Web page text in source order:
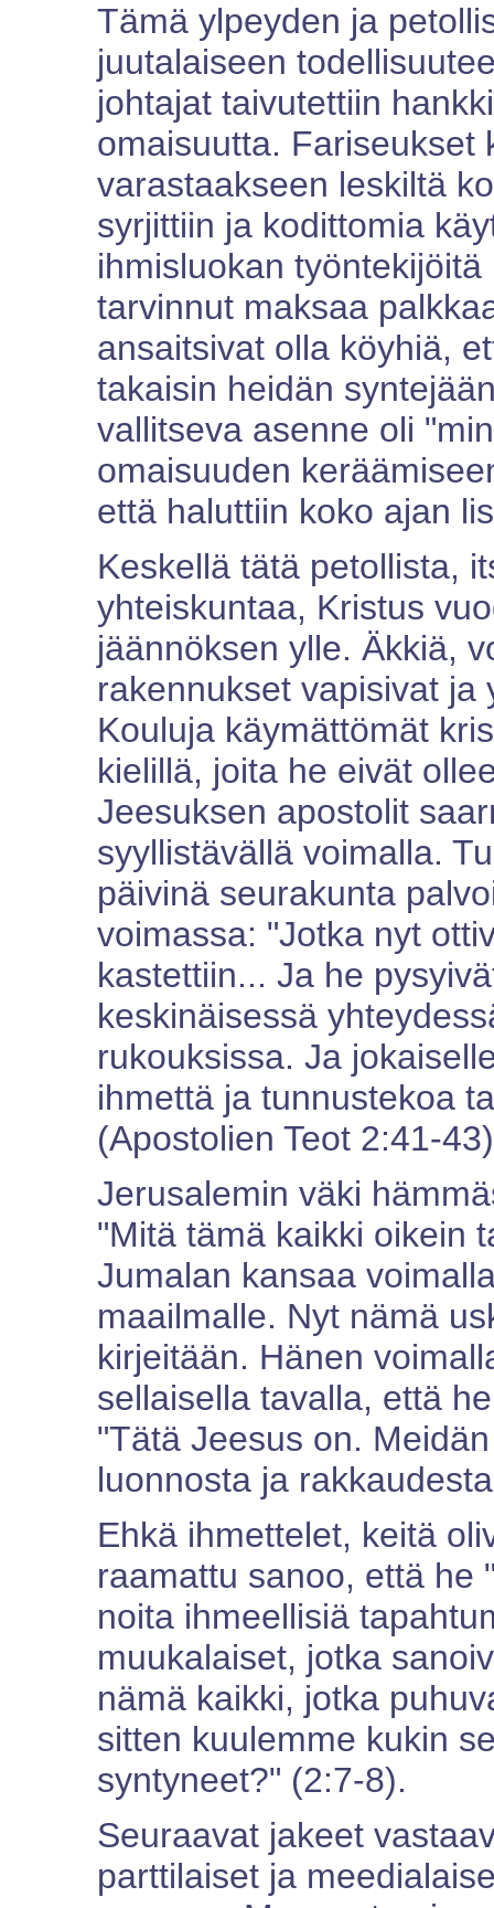
Tämä ylpeyden ja
juutalaiseen
johtajat taivutettiin
omaisuutta. Fariseukset
varastaakseen leskiltä
syrjittiin ja kodittomia
ihmisluokan
tarvinnut maksaa
ansaitsivat olla köyhiä,
takaisin heidän
vallitseva asenne oli
omaisuuden
että haluttiin koko ajan
Keskellä tätä petollista,
yhteiskuntaa, Kristus
jäännöksen ylle. Äkkiä,
rakennukset vapisivat ja
Kouluja käymättömät
kielillä, joita he eivät
Jeesuksen apostolit
syyllistävällä voimalla.
päivinä seurakunta
voimassa: "Jotka nyt
kastettiin... Ja he
keskinäisessä
rukouksissa. Ja
ihmettä ja tunnustekoa
(Apostolien Teot 2:41-
Jerusalemin väki
"Mitä tämä kaikki oikein
Jumalan kansaa
maailmalle. Nyt nämä
kirjeitään. Hänen
sellaisella tavalla, että
"Tätä Jeesus on.
luonnosta ja
Ehkä ihmettelet, keitä
raamattu sanoo, että he
noita ihmeellisiä
muukalaiset, jotka
nämä kaikki, jotka
sitten kuulemme kukin
syntyneet?" (2:7-8).
Seuraavat jakeet
parttilaiset ja